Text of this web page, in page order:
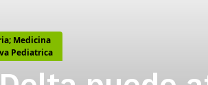
Medicina
Pediatrica